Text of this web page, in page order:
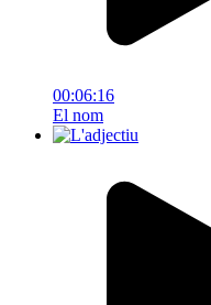
00:06:16
El nom